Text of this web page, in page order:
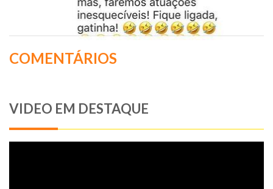
COMENTÁRIOS
VIDEO EM DESTAQUE